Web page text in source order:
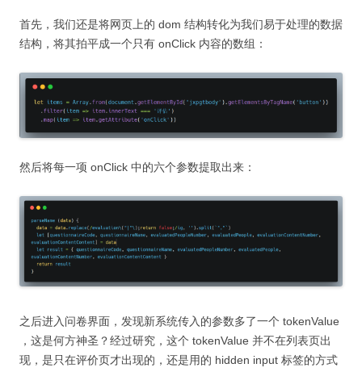
首先，我们还是将网页上的 dom 结构转化为我们易于处理的数据
结构，将其拍平成一个只有 onClick 内容的数组：
然后将每一项 onClick 中的六个参数提取出来：
之后进入问卷界面，发现新系统传入的参数多了一个 tokenValue
，这是何方神圣？经过研究，这个 tokenValue 并不在列表页出
现，是只在评价页才出现的，还是用的 hidden input 标签的方式